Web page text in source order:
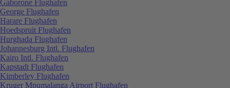
Gaborone Flughafen
George Flughafen
Harare Flughafen
Hoedspruit Flughafen
Hurghada Flughafen
Johannesburg Intl. Flughafen
Kairo Intl. Flughafen
Kapstadt Flughafen
Kimberley Flughafen
Kruger Mpumalanga Airport Flughafen